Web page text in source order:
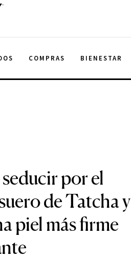
COMPRAS BIENESTAR
por el
de Tatcha y
piel más firme